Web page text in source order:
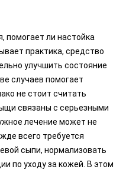
помогает ли настойка
практика, средство
улучшить состояние
случаев помогает
не стоит считать
связаны с серьезными
лечение может не
всего требуется
сыпи, нормализовать
по уходу за кожей. В этом